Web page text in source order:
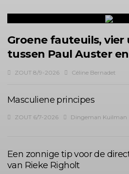
Groene fauteuils, vier
tussen Paul Auster
ZOUT 8/9-2026 Céline Bernadet
Masculiene principes
ZOUT 6/7-2026 Dingeman Kuilman
Een zonnige tip voor de
van Rieke Righolt